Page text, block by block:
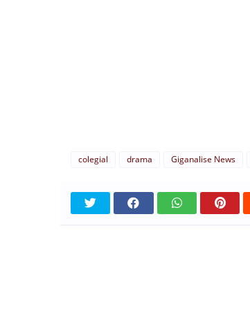
colegial drama Giganalise News